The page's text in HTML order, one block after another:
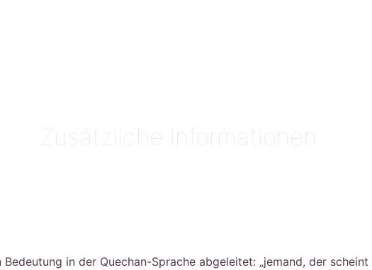
Zusätzliche Informationen
in der Quechan-Sprache abgeleitet: „jemand, der